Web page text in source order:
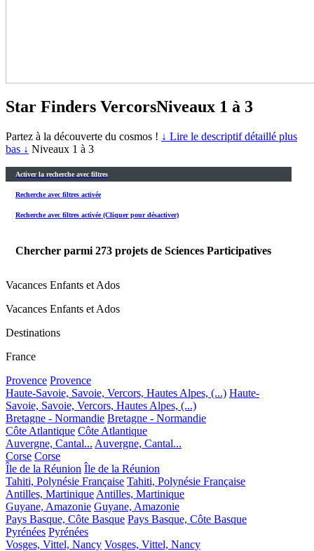
Star Finders VercorsNiveaux 1 à 3
Partez à la découverte du cosmos ! ↓ Lire le descriptif détaillé plus
bas ↓ Niveaux 1 à 3
Activer la recherche avec filtres
Recherche avec filtres activée
Recherche avec filtres activée (Cliquer pour désactiver)
Chercher parmi 273 projets de Sciences Participatives
Vacances Enfants et Ados
Vacances Enfants et Ados
Destinations
France
Provence Provence
Haute-Savoie, Savoie, Vercors, Hautes Alpes, (...) Haute-
Savoie, Savoie, Vercors, Hautes Alpes, (...)
Bretagne - Normandie Bretagne - Normandie
Côte Atlantique Côte Atlantique
Auvergne, Cantal... Auvergne, Cantal...
Corse Corse
Île de la Réunion Île de la Réunion
Tahiti, Polynésie Française Tahiti, Polynésie Française
Antilles, Martinique Antilles, Martinique
Guyane, Amazonie Guyane, Amazonie
Pays Basque, Côte Basque Pays Basque, Côte Basque
Pyrénées Pyrénées
Vosges, Vittel, Nancy Vosges, Vittel, Nancy